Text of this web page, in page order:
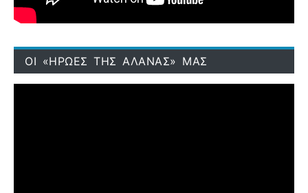
ΟΙ «ΗΡΩΕΣ ΤΗΣ ΑΛΑΝΑΣ» ΜΑΣ